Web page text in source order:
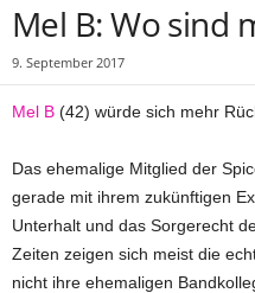
Mel B: Wo sind
9. September 2017
Mel B (42) würde sich mehr
Das ehemalige Mitglied der
gerade mit ihrem zukünftigen
Unterhalt und das Sorgerecht
Zeiten zeigen sich meist die
nicht ihre ehemaligen